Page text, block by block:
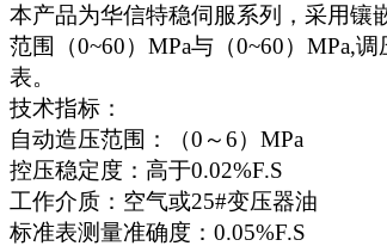
本产品为华信特稳伺服系列，采用镶
范围（0~60）MPa与（0~60）MPa,
表。
技术指标：
自动造压范围：（0～6）MPa
控压稳定度：高于0.02%F.S
工作介质：空气或25#变压器油
标准表测量准确度： 0.05%F.S